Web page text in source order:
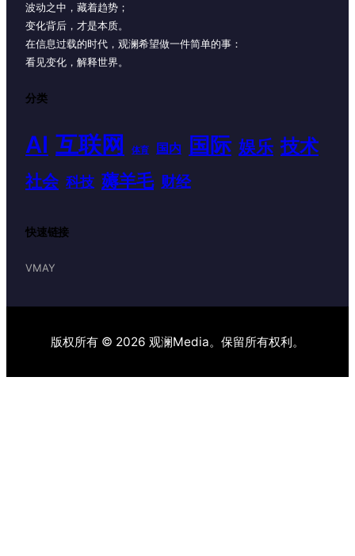
波动之中，藏着趋势；
变化背后，才是本质。
在信息过载的时代，观澜希望做一件简单的事：
看见变化，解释世界。
分类
AI 互联网 体育 国内 国际 娱乐 技术
社会 科技 薅羊毛 财经
快速链接
VMAY
版权所有 © 2026 观澜Media。保留所有权利。